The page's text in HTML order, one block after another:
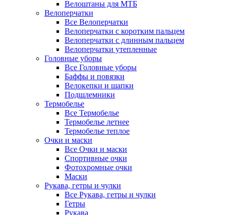
Велоштаны для МТБ
Велоперчатки
Все Велоперчатки
Велоперчатки с коротким пальцем
Велоперчатки с длинным пальцем
Велоперчатки утепленные
Головные уборы
Все Головные уборы
Баффы и повязки
Велокепки и шапки
Подшлемники
Термобелье
Все Термобелье
Термобелье летнее
Термобелье теплое
Очки и маски
Все Очки и маски
Спортивные очки
Фотохромные очки
Маски
Рукава, гетры и чулки
Все Рукава, гетры и чулки
Гетры
Рукава